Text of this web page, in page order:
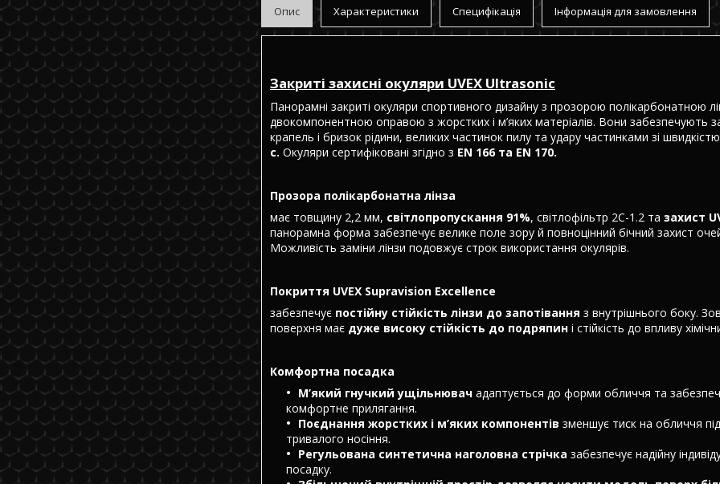
Опис Характеристики Специфікація Інформація для замовлення
Закриті захисні окуляри UVEX Ultrasonic
Панорамні закриті окуляри спортивного дизайну з прозорою полікарбонатною
двокомпонентною оправою з жорстких і м’яких матеріалів. Вони забезпечують
крапель і бризок рідини, великих частинок пилу та удару частинками зі
с. Окуляри сертифіковані згідно з EN 166 та EN 170.
Прозора полікарбонатна лінза
має товщину 2,2 мм, світлопропускання 91%, світлофільтр 2C-1.2 та захист
панорамна форма забезпечує велике поле зору й повноцінний бічний захист
Можливість заміни лінзи подовжує строк використання окулярів.
Покриття UVEX Supravision Excellence
забезпечує постійну стійкість лінзи до запотівання з внутрішнього боку.
поверхня має дуже високу стійкість до подряпин і стійкість до впливу
Комфортна посадка
М’який гнучкий ущільнювач адаптується до форми обличчя та
комфортне прилягання.
Поєднання жорстких і м’яких компонентів зменшує тиск на обличчя
тривалого носіння.
Регульована синтетична наголовна стрічка забезпечує надійну
посадку.